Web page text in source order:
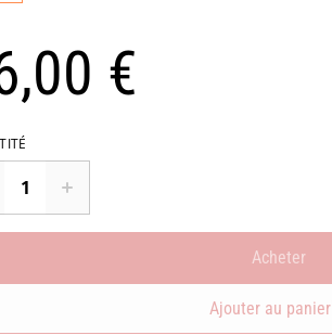
€
Acheter
Ajouter au panier